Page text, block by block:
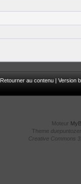
Retourner au contenu | Version
Moteur
Theme
Creative Commons